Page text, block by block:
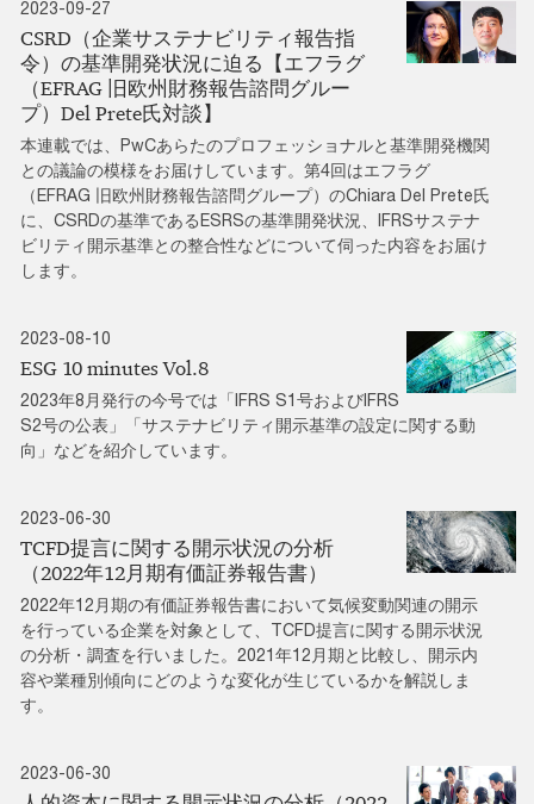
2023-09-27
CSRD（企業サステナビリティ報告指
令）の基準開発状況に迫る【エフラグ
（EFRAG 旧欧州財務報告諮問グルー
プ）Del Prete氏対談】
本連載では、PwCあらたのプロフェッショナルと基準開発機関
との議論の模様をお届けしています。第4回はエフラグ
（EFRAG 旧欧州財務報告諮問グループ）のChiara Del Prete氏
に、CSRDの基準であるESRSの基準開発状況、IFRSサステナ
ビリティ開示基準との整合性などについて伺った内容をお届け
します。
2023-08-10
ESG 10 minutes Vol.8
2023年8月発行の今号では「IFRS S1号およびIFRS
S2号の公表」「サステナビリティ開示基準の設定に関する動
向」などを紹介しています。
2023-06-30
TCFD提言に関する開示状況の分析
（2022年12月期有価証券報告書）
2022年12月期の有価証券報告書において気候変動関連の開示
を行っている企業を対象として、TCFD提言に関する開示状況
の分析・調査を行いました。2021年12月期と比較し、開示内
容や業種別傾向にどのような変化が生じているかを解説しま
す。
2023-06-30